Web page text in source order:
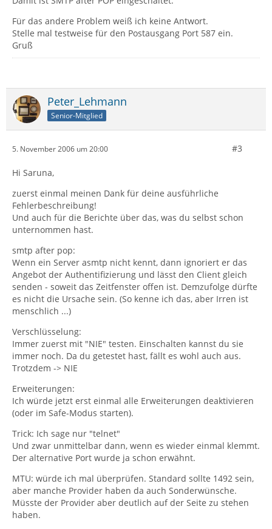
Für das andere Problem weiß ich keine Antwort.
Stelle mal testweise für den Postausgang Port 587 ein.
Gruß
Peter_Lehmann
Senior-Mitglied
5. November 2006 um 20:00 #3
Hi Saruna,
zuerst einmal meinen Dank für deine ausführliche
Fehlerbeschreibung!
Und auch für die Berichte über das, was du selbst schon
unternommen hast.
smtp after pop:
Wenn ein Server asmtp nicht kennt, dann ignoriert er das
Angebot der Authentifizierung und lässt den Client gleich
senden - soweit das Zeitfenster offen ist. Demzufolge dürfte
es nicht die Ursache sein. (So kenne ich das, aber Irren ist
menschlich ...)
Verschlüsselung:
Immer zuerst mit "NIE" testen. Einschalten kannst du sie
immer noch. Da du getestet hast, fällt es wohl auch aus.
Trotzdem -> NIE
Erweiterungen:
Ich würde jetzt erst einmal alle Erweiterungen deaktivieren
(oder im Safe-Modus starten).
Trick: Ich sage nur "telnet"
Und zwar unmittelbar dann, wenn es wieder einmal klemmt.
Der alternative Port wurde ja schon erwähnt.
MTU: würde ich mal überprüfen. Standard sollte 1492 sein,
aber manche Provider haben da auch Sonderwünsche.
Müsste der Provider aber deutlich auf der Seite zu stehen
haben.